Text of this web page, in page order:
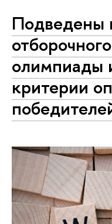
Подведены
олимпиады
критерии